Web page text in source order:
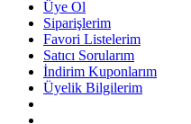
Üye Ol
Siparişlerim
Favori Listelerim
Satıcı Sorularım
İndirim Kuponlarım
Üyelik Bilgilerim